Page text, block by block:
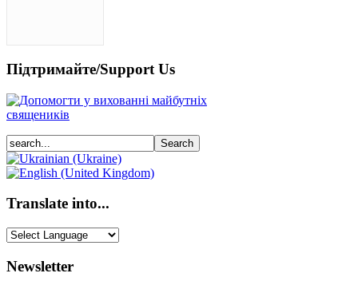
Підтримайте/Support Us
Translate into...
Newsletter